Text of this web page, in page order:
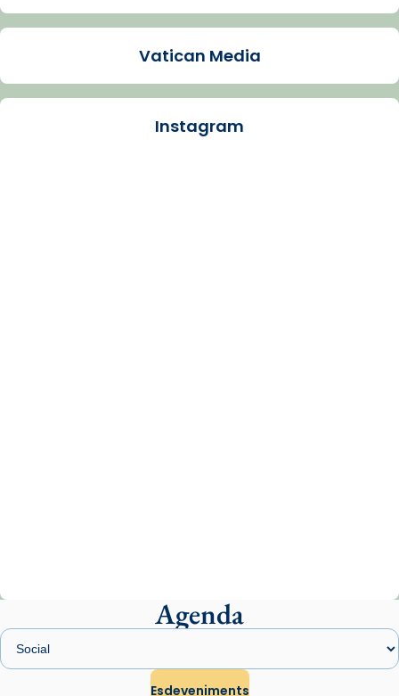
Mons. Sergi Gordo, bisbe de Tortosa, ha
Santes de Mataró.
🔗tinyurl.com/cvu5jmbk
Arquebisbat de Barcelona
1 week ago
Memòria de les santes Juliana i
Semproniana, verges i màrtirs.
Vatican Media
Instagram
Agenda
Esdeveniments